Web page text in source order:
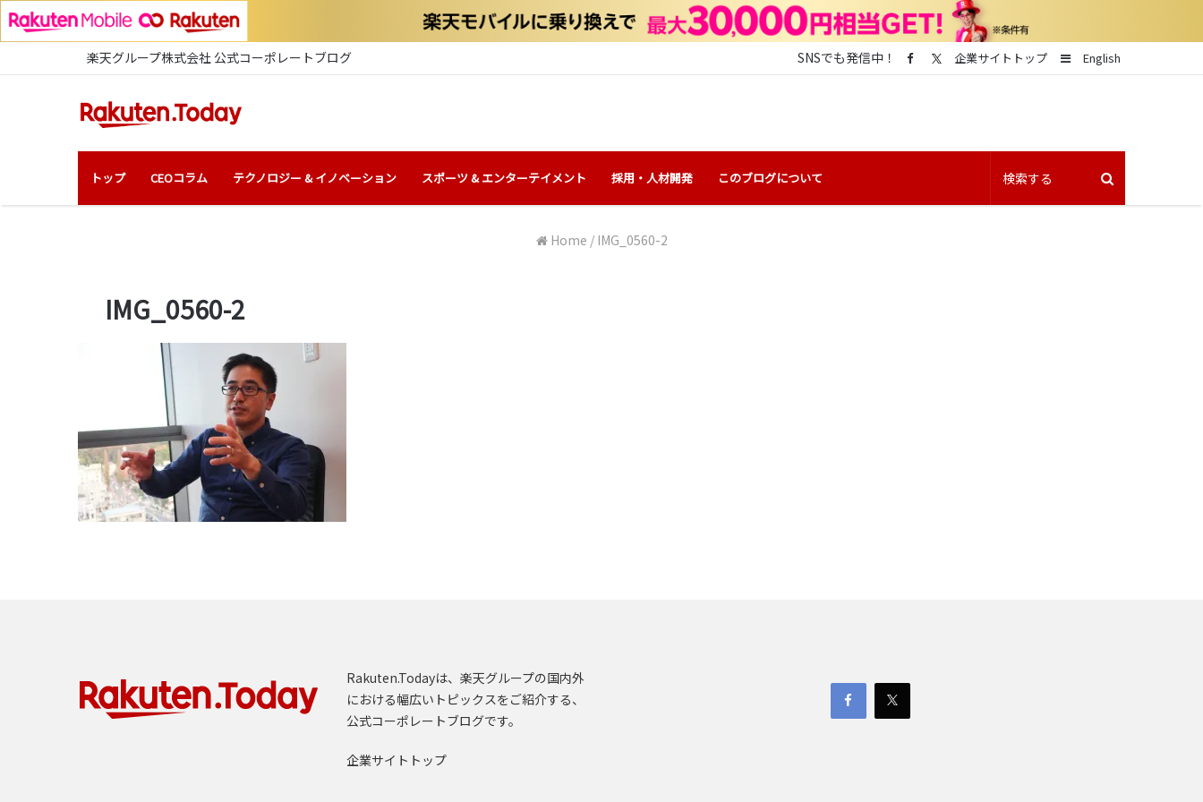
楽天グループ株式会社 公式コーポレートブログ English
Sidebar
企業サイトトップ
SNSでも発信中！
トップ CEOコラム テクノロジー & イノベーション スポーツ & エンターテイメント 採用・人材開発 このブログについて
Home / IMG_0560-2
IMG_0560-2
Rakuten.Todayは、楽天グループの国内外
における幅広いトピックスをご紹介する、
公式コーポレートブログです。
企業サイトトップ